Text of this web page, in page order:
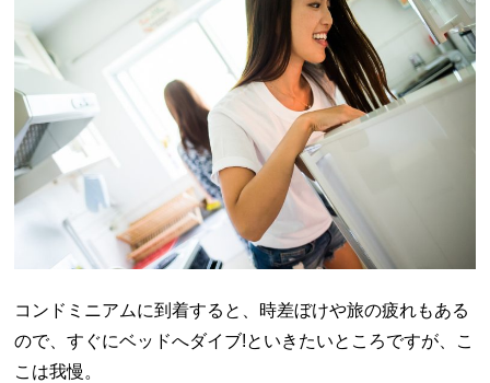
コンドミニアムに到着すると、時差ぼけや旅の疲れもある
ので、すぐにベッドへダイブ!といきたいところですが、こ
こは我慢。